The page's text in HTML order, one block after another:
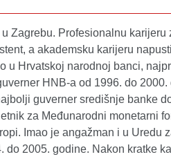
Zagrebu. Profesionalnu
a akademsku karijeru
u Hrvatskoj narodnoj banci,
HNB-a od 1996. do
guverner središnje banke
za Međunarodni monetarni
Imao je angažman i u Uredu
do 2005. godine. Nakon kratke